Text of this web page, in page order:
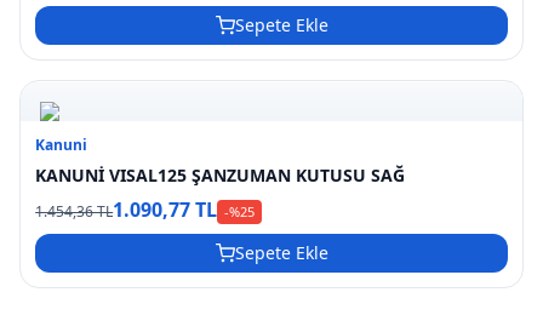
Sepete Ekle
Kanuni
KANUNİ VISAL125 ŞANZUMAN KUTUSU SAĞ
1.454,36 TL1.090,77 TL -%25
Sepete Ekle